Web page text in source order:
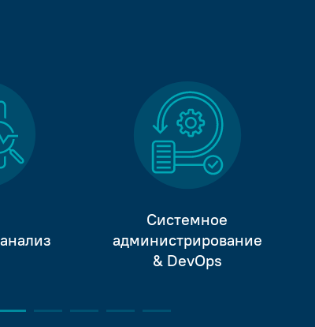
Системное
администрирование
& DevOps